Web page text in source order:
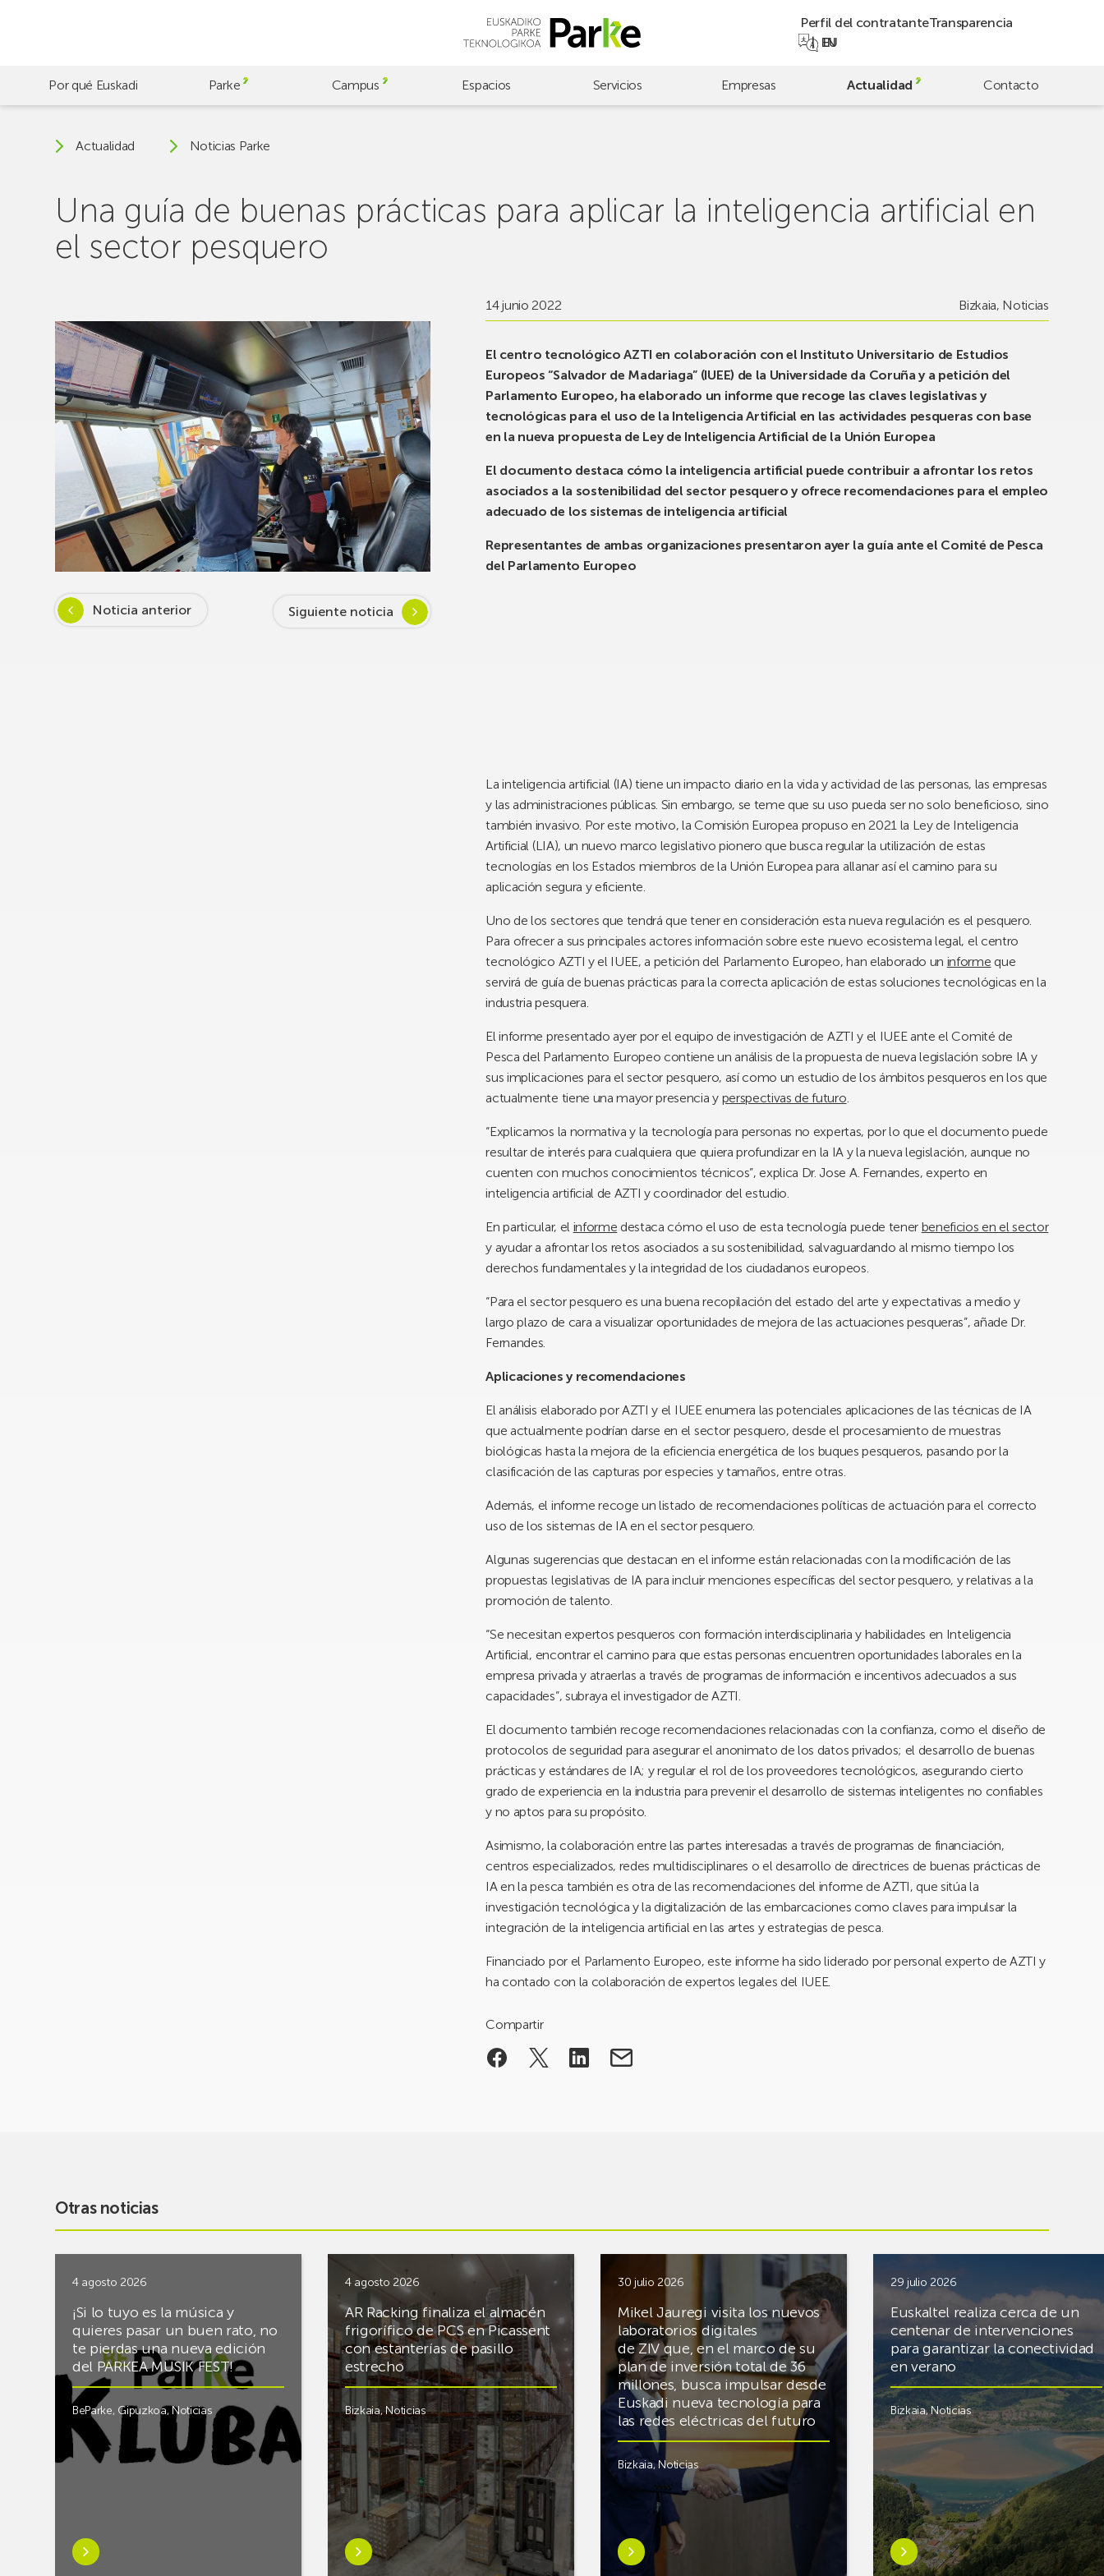
Perfil del contratanteTransparencia
EU
EN
Por qué Euskadi Parke Campus Espacios Servicios Empresas Actualidad Contacto
Actualidad Noticias Parke
Una guía de buenas prácticas para aplicar la inteligencia artificial en
el sector pesquero
Noticia anterior Siguiente noticia
14 junio 2022 Bizkaia, Noticias
El centro tecnológico AZTI en colaboración con el Instituto Universitario de Estudios
Europeos “Salvador de Madariaga” (IUEE) de la Universidade da Coruña y a petición del
Parlamento Europeo, ha elaborado un informe que recoge las claves legislativas y
tecnológicas para el uso de la Inteligencia Artificial en las actividades pesqueras con base
en la nueva propuesta de Ley de Inteligencia Artificial de la Unión Europea
El documento destaca cómo la inteligencia artificial puede contribuir a afrontar los retos
asociados a la sostenibilidad del sector pesquero y ofrece recomendaciones para el empleo
adecuado de los sistemas de inteligencia artificial
Representantes de ambas organizaciones presentaron ayer la guía ante el Comité de Pesca
del Parlamento Europeo
La inteligencia artificial (IA) tiene un impacto diario en la vida y actividad de las personas, las empresas
y las administraciones públicas. Sin embargo, se teme que su uso pueda ser no solo beneficioso, sino
también invasivo. Por este motivo, la Comisión Europea propuso en 2021 la Ley de Inteligencia
Artificial (LIA), un nuevo marco legislativo pionero que busca regular la utilización de estas
tecnologías en los Estados miembros de la Unión Europea para allanar así el camino para su
aplicación segura y eficiente.
Uno de los sectores que tendrá que tener en consideración esta nueva regulación es el pesquero.
Para ofrecer a sus principales actores información sobre este nuevo ecosistema legal, el centro
tecnológico AZTI y el IUEE, a petición del Parlamento Europeo, han elaborado un informe que
servirá de guía de buenas prácticas para la correcta aplicación de estas soluciones tecnológicas en la
industria pesquera.
El informe presentado ayer por el equipo de investigación de AZTI y el IUEE ante el Comité de
Pesca del Parlamento Europeo contiene un análisis de la propuesta de nueva legislación sobre IA y
sus implicaciones para el sector pesquero, así como un estudio de los ámbitos pesqueros en los que
actualmente tiene una mayor presencia y perspectivas de futuro.
“Explicamos la normativa y la tecnología para personas no expertas, por lo que el documento puede
resultar de interés para cualquiera que quiera profundizar en la IA y la nueva legislación, aunque no
cuenten con muchos conocimientos técnicos”, explica Dr. Jose A. Fernandes, experto en
inteligencia artificial de AZTI y coordinador del estudio.
En particular, el informe destaca cómo el uso de esta tecnología puede tener beneficios en el sector
y ayudar a afrontar los retos asociados a su sostenibilidad, salvaguardando al mismo tiempo los
derechos fundamentales y la integridad de los ciudadanos europeos.
“Para el sector pesquero es una buena recopilación del estado del arte y expectativas a medio y
largo plazo de cara a visualizar oportunidades de mejora de las actuaciones pesqueras”, añade Dr.
Fernandes.
Aplicaciones y recomendaciones
El análisis elaborado por AZTI y el IUEE enumera las potenciales aplicaciones de las técnicas de IA
que actualmente podrían darse en el sector pesquero, desde el procesamiento de muestras
biológicas hasta la mejora de la eficiencia energética de los buques pesqueros, pasando por la
clasificación de las capturas por especies y tamaños, entre otras.
Además, el informe recoge un listado de recomendaciones políticas de actuación para el correcto
uso de los sistemas de IA en el sector pesquero.
Algunas sugerencias que destacan en el informe están relacionadas con la modificación de las
propuestas legislativas de IA para incluir menciones específicas del sector pesquero, y relativas a la
promoción de talento.
“Se necesitan expertos pesqueros con formación interdisciplinaria y habilidades en Inteligencia
Artificial, encontrar el camino para que estas personas encuentren oportunidades laborales en la
empresa privada y atraerlas a través de programas de información e incentivos adecuados a sus
capacidades”, subraya el investigador de AZTI.
El documento también recoge recomendaciones relacionadas con la confianza, como el diseño de
protocolos de seguridad para asegurar el anonimato de los datos privados; el desarrollo de buenas
prácticas y estándares de IA; y regular el rol de los proveedores tecnológicos, asegurando cierto
grado de experiencia en la industria para prevenir el desarrollo de sistemas inteligentes no confiables
y no aptos para su propósito.
Asimismo, la colaboración entre las partes interesadas a través de programas de financiación,
centros especializados, redes multidisciplinares o el desarrollo de directrices de buenas prácticas de
IA en la pesca también es otra de las recomendaciones del informe de AZTI, que sitúa la
investigación tecnológica y la digitalización de las embarcaciones como claves para impulsar la
integración de la inteligencia artificial en las artes y estrategias de pesca.
Financiado por el Parlamento Europeo, este informe ha sido liderado por personal experto de AZTI y
ha contado con la colaboración de expertos legales del IUEE.
Compartir
Otras noticias
4 agosto 2026
¡Si lo tuyo es la música y
quieres pasar un buen rato, no
te pierdas una nueva edición
del PARKEA MUSIK FEST!
BeParke, Gipuzkoa,Noticias
Saber
más
4 agosto 2026
AR Racking finaliza el almacén
frigorífico de PCS en Picassent
con estanterías de pasillo
estrecho
Bizkaia,Noticias
Saber
más
30 julio 2026
Mikel Jauregi visita los nuevos
laboratorios digitales
de ZIV que, en el marco de su
plan de inversión total de 36
millones, busca impulsar desde
Euskadi nueva tecnología para
las redes eléctricas del futuro
Bizkaia,Noticias
Saber
más
29 julio 2026
Euskaltel realiza cerca de un
centenar de intervenciones
para garantizar la conectividad
en verano
Bizkaia,Noticias
Saber
más